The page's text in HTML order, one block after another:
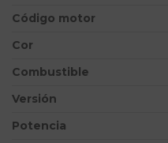
Código motor
Cor
Combustible
Versión
Potencia